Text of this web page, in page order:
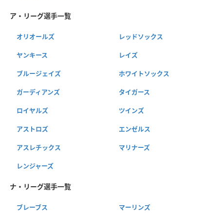
ア・リーグ選手一覧
オリオールズ レッドソックス
ヤンキース レイズ
ブルージェイズ ホワイトソックス
ガーディアンズ タイガース
ロイヤルズ ツインズ
アストロズ エンゼルス
アスレチックス マリナーズ
レンジャーズ
ナ・リーグ選手一覧
ブレーブス マーリンズ